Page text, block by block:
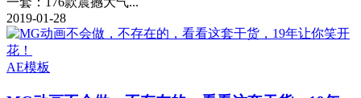
2019-01-28
AE模板